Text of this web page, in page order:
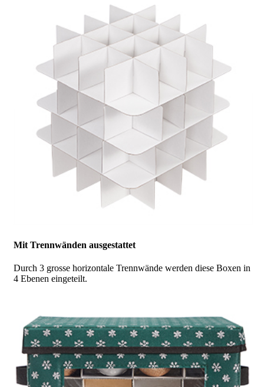
Mit Trennwänden ausgestattet
Durch 3 grosse horizontale Trennwände werden diese Boxen in
4 Ebenen eingeteilt.